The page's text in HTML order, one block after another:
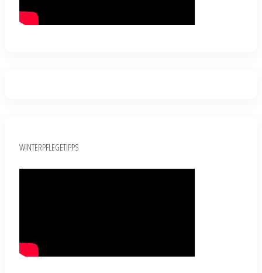
WINTERPFLEGETIPPS